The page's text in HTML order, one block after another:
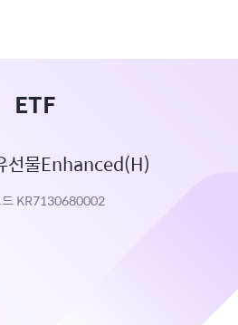
ETF
선물Enhanced(H)
드 KR7130680002